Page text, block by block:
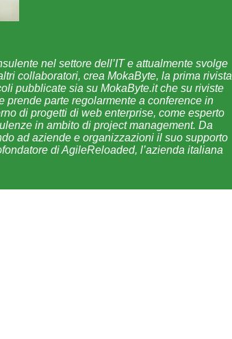
nel settore dell’IT e attualmente svolge
collaboratori, crea MokaByte, la prima rivista
pubblicate sia su MokaByte.it che su riviste
prende parte regolarmente a conference in
di progetti di web enterprise, come esperto
in ambito di project management. Da
ad aziende e organizzazioni il suo supporto
di AgileReloaded, l’azienda italiana